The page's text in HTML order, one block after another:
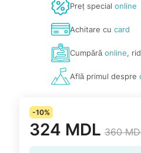
Preț special online
Achitare cu card
Cumpărăonline,
Află primul despre
-10%
324 MDL 360